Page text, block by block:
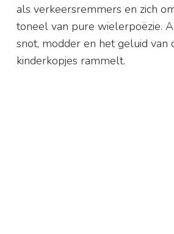
als verkeersremmers en zich
toneel van pure wielerpoëzie.
snot, modder en het geluid van
kinderkopjes rammelt.